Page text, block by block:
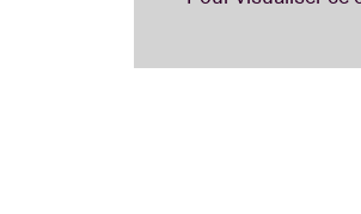
beaucoup d’effets et